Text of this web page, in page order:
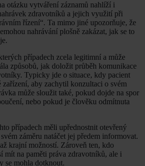
otázku vytváření záznamů nahlíží i
zdravotníků a jejich využití při
řízení“. Ta mimo jiné upozorňuje, že
nahrávání plošně zakázat, jak se to
případech zcela legitimní a může
způsobů, jak doložit průběh komunikace
Typicky jde o situace, kdy pacient
aby zachytil konzultaci o svém
může sloužit také, pokud dojde na spor
nebo pokud je člověku odmítnuta
případech měli upřednostnit otevřený
záměru natáčet jej předem informovat.
krajní možností. Zároveň ten, kdo
mít na paměti práva zdravotníků, ale i
se mohla dotknout.